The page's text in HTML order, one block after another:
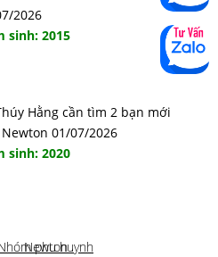
2026
sinh: 2015
Hằng cần tìm 2 bạn mới
Newton 01/07/2026
sinh: 2020